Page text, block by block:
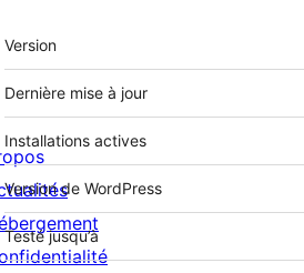
Méta
Version
Dernière mise à jour
Installations actives
Version de WordPress
Testé jusqu’à